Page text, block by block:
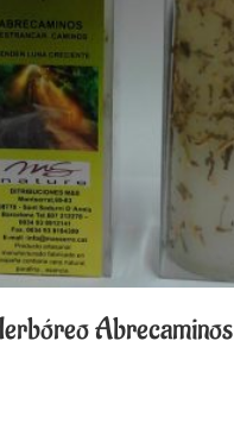
Abrecaminos